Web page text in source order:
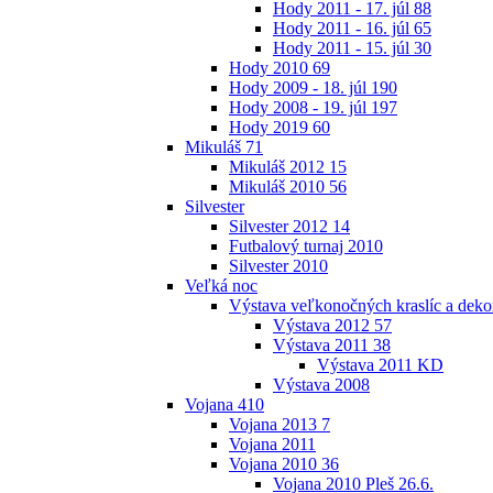
Hody 2011 - 17. júl 88
Hody 2011 - 16. júl 65
Hody 2011 - 15. júl 30
Hody 2010 69
Hody 2009 - 18. júl 190
Hody 2008 - 19. júl 197
Hody 2019 60
Mikuláš 71
Mikuláš 2012 15
Mikuláš 2010 56
Silvester
Silvester 2012 14
Futbalový turnaj 2010
Silvester 2010
Veľká noc
Výstava veľkonočných kraslíc a
Výstava 2012 57
Výstava 2011 38
Výstava 2011 KD
Výstava 2008
Vojana 410
Vojana 2013 7
Vojana 2011
Vojana 2010 36
Vojana 2010 Pleš 26.6.